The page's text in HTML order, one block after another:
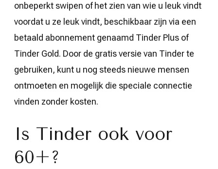
onbeperkt swipen of het zien van wie u leuk vindt
voordat u ze leuk vindt, beschikbaar zijn via een
betaald abonnement genaamd Tinder Plus of
Tinder Gold. Door de gratis versie van Tinder te
gebruiken, kunt u nog steeds nieuwe mensen
ontmoeten en mogelijk die speciale connectie
vinden zonder kosten.
Is Tinder ook voor
60+?